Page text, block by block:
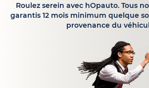
Roulez serein avec hOpauto. Tous
garantis 12 mois minimum quelque
provenance du